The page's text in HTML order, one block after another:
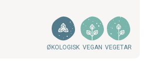
ØKOLOGISK VEGAN VEGETAR